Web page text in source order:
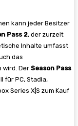
kann jeder Besitzer
Pass 2, der zurzeit
Inhalte umfasst
das
Der Season Pass
für PC, Stadia,
Series X|S zum Kauf